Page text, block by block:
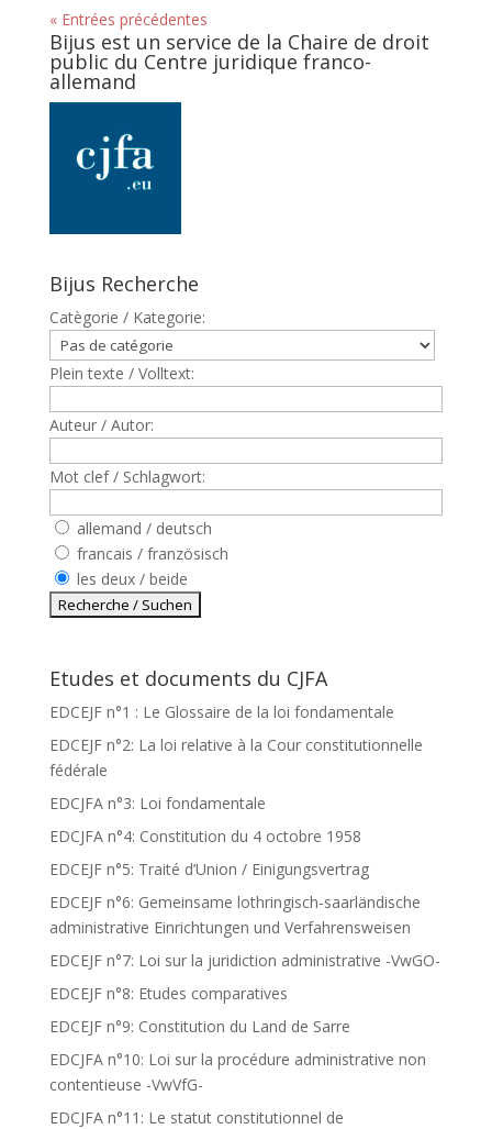
« Entrées précédentes
Bijus est un service de la Chaire de droit
public du Centre juridique franco-
allemand
Bijus Recherche
Catègorie / Kategorie:
Plein texte / Volltext:
Auteur / Autor:
Mot clef / Schlagwort:
allemand / deutsch
francais / französisch
les deux / beide
Etudes et documents du CJFA
EDCEJF n°1 : Le Glossaire de la loi fondamentale
EDCEJF n°2: La loi relative à la Cour constitutionnelle
fédérale
EDCJFA n°3: Loi fondamentale
EDCJFA n°4: Constitution du 4 octobre 1958
EDCEJF n°5: Traité d’Union / Einigungsvertrag
EDCEJF n°6: Gemeinsame lothringisch-saarländische
administrative Einrichtungen und Verfahrensweisen
EDCEJF n°7: Loi sur la juridiction administrative -VwGO-
EDCEJF n°8: Etudes comparatives
EDCEJF n°9: Constitution du Land de Sarre
EDCJFA n°10: Loi sur la procédure administrative non
contentieuse -VwVfG-
EDCJFA n°11: Le statut constitutionnel de